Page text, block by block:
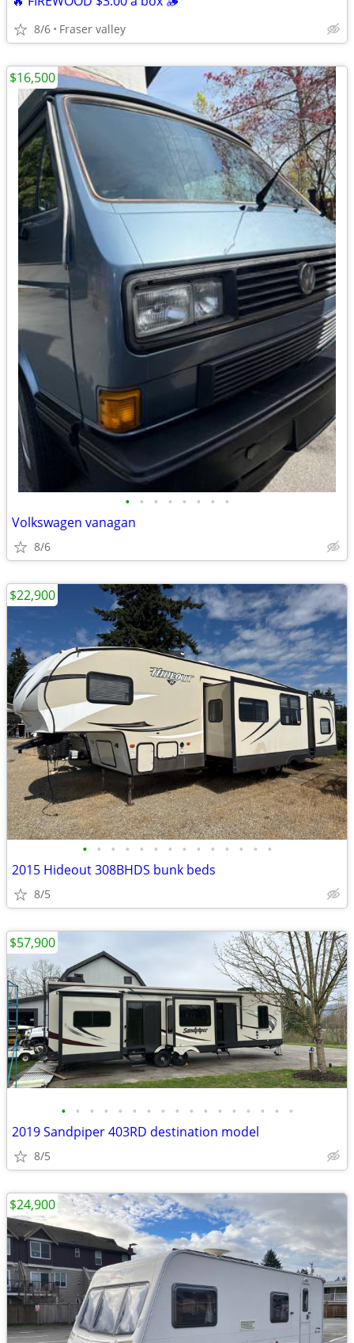
8/6 Fraser valley
• • • • • • • •
Volkswagen vanagan
8/6
$16,500
• • • • • • • • • • • • • •
2015 Hideout 308BHDS bunk beds
8/5
$22,900
• • • • • • • • • • • • • • • • •
2019 Sandpiper 403RD destination model
8/5
$57,900
$24,900